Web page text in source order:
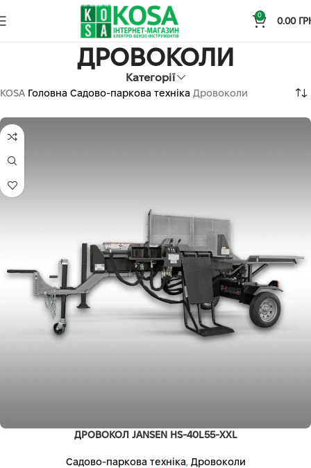
0
0.00
ДРОВОКОЛИ
Категорії
KOSA Головна Садово-паркова техніка Дровоколи
ДРОВОКОЛ JANSEN HS-40L55-XXL
Садово-паркова техніка, Дровоколи